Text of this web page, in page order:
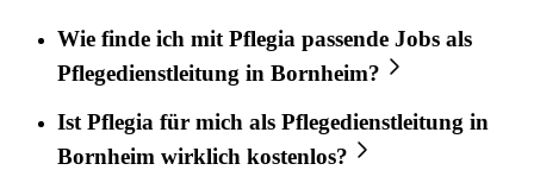
Wie finde ich mitPflegia passende Jobs als
Pflegedienstleitung in Bornheim?
Ist Pflegia für mich als Pflegedienstleitung in
Bornheim wirklich kostenlos?